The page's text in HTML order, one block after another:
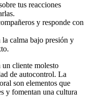
tus reacciones
y responde con
la calma bajo presión y
un cliente molesto
de autocontrol. La
son elementos que
y fomentan una cultura